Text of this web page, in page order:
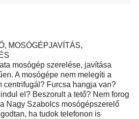
MOSÓGÉPJAVÍTÁS,
mosógép szerelése, javítása
A mosógépe nem melegíti a
centrifugál? Furcsa hangja van?
el? Beszorult a tető? Nem forog
Nagy Szabolcs mosógépszerelő
ha tudok telefonon is